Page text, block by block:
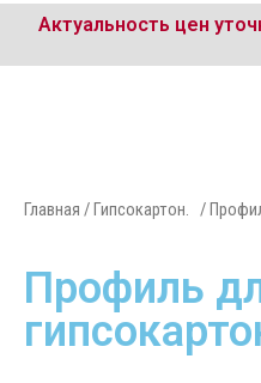
Актуальность цен
Главная /Гипсокартон. /
Профиль